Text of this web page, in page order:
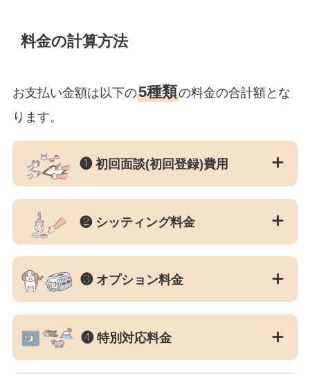
料金の計算方法
お支払い金額は以下の5種類の料金の合計額とな
ります。
❶ 初回面談(初回登録)費用
❷ シッティング料金
❸ オプション料金
❹ 特別対応料金